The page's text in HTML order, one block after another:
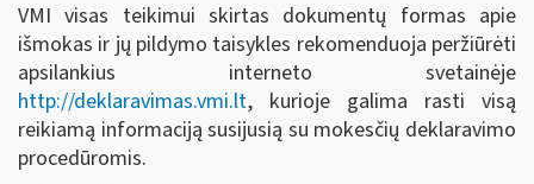
VMI visas teikimui skirtas dokumentų formas apie
išmokas ir jų pildymo taisykles rekomenduoja peržiūrėti
apsilankius interneto svetainėje
http://deklaravimas.vmi.lt, kurioje galima rasti visą
reikiamą informaciją susijusią su mokesčių deklaravimo
procedūromis.